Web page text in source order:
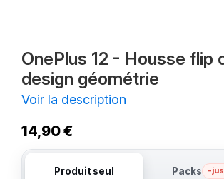
OnePlus 12 - Housse flip
design géométrie
Voir la description
14,90 €
Produit seul Packs –